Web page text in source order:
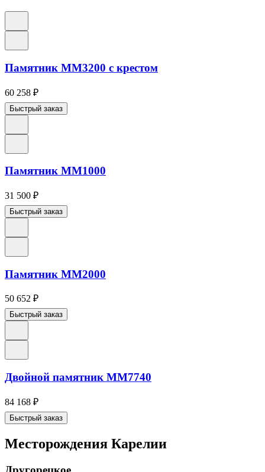
Памятник ММ3200 с крестом
60 258 ₽
Быстрый заказ
Памятник ММ1000
31 500 ₽
Быстрый заказ
Памятник ММ2000
50 652 ₽
Быстрый заказ
Двойной памятник ММ7740
84 168 ₽
Быстрый заказ
Месторождения Карелии